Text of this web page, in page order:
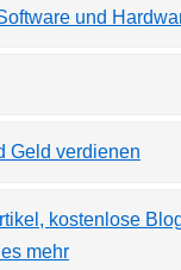
und
Geld verdienen
kostenlose
mehr